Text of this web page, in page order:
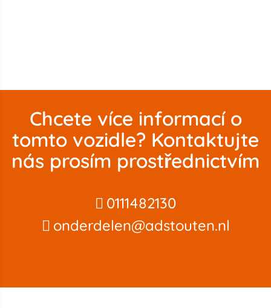
Chcete více informací o
tomto vozidle? Kontaktujte
nás prosím prostřednictvím
0111482130
onderdelen@adstouten.nl